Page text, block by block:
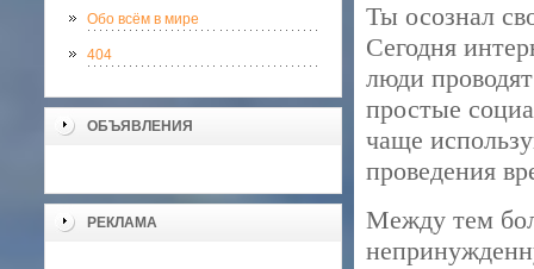
Обо всём в мире
404
ОБЪЯВЛЕНИЯ
РЕКЛАМА
Ты осознал
Сегодня
люди
простые
чаще
проведения
Между тем